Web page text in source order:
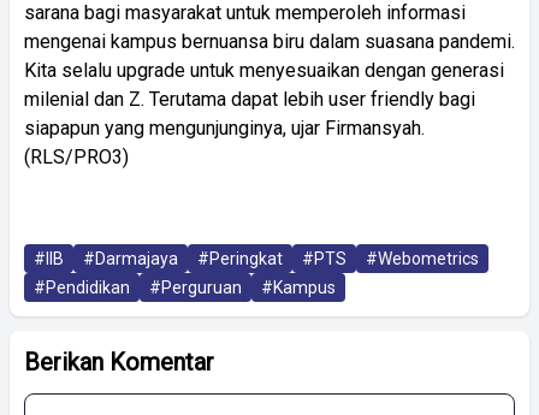
sarana bagi masyarakat untuk memperoleh informasi
mengenai kampus bernuansa biru dalam suasana pandemi.
Kita selalu upgrade untuk menyesuaikan dengan generasi
milenial dan Z. Terutama dapat lebih user friendly bagi
siapapun yang mengunjunginya, ujar Firmansyah.
(RLS/PRO3)
#IIB #Darmajaya #Peringkat #PTS
#Webometrics
#Pendidikan
#Perguruan #Kampus
Berikan Komentar